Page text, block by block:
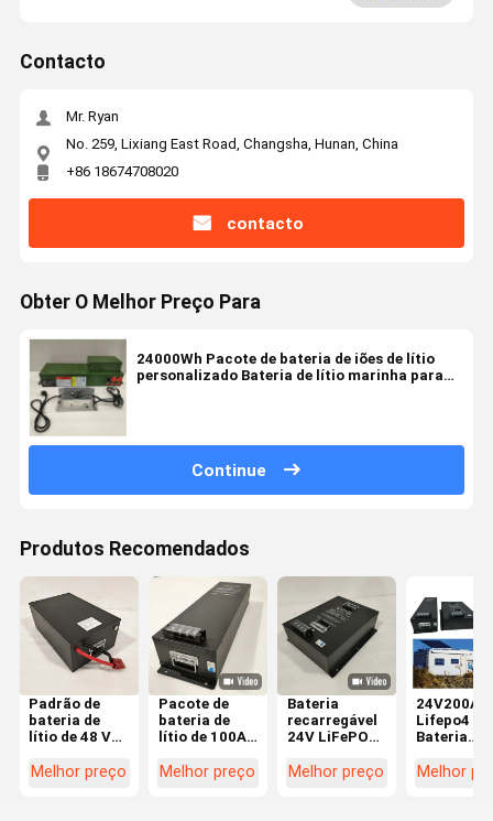
Contacto
Mr. Ryan
No. 259, Lixiang East Road, Changsha, Hunan, China
+86 18674708020
contacto
Obter O Melhor Preço Para
24000Wh Pacote de bateria de iões de lítio
personalizado Bateria de lítio marinha para
Continue
Produtos Recomendados
Padrão de
bateria de
lítio de 48 V
eMelhor preço
Pacote de
bateria de
lítio de 100Ah
feito sob
Melhor preço
Bateria
recarregável
24V LiFePO4
para energia
Melhor preço
24V200AH
Lifepo4
Bateria
Elétrico
Melhor